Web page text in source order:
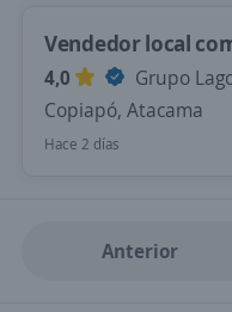
Vendedor local
4,0
Grupo
Copiapó, Atacama
Hace 2 días
Anterior